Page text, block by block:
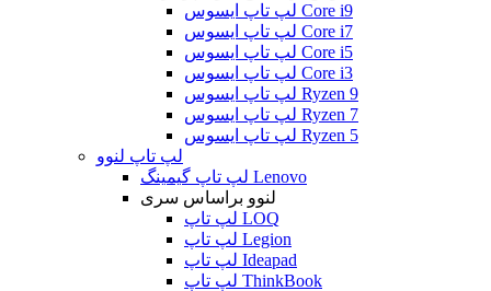
لپ تاپ ایسوس Core i9
لپ تاپ ایسوس Core i7
لپ تاپ ایسوس Core i5
لپ تاپ ایسوس Core i3
لپ تاپ ایسوس Ryzen 9
لپ تاپ ایسوس Ryzen 7
لپ تاپ ایسوس Ryzen 5
لپ تاپ لنوو
لپ تاپ گیمینگ Lenovo
لنوو براساس سری
لپ تاپ LOQ
لپ تاپ Legion
لپ تاپ Ideapad
لپ تاپ ThinkBook